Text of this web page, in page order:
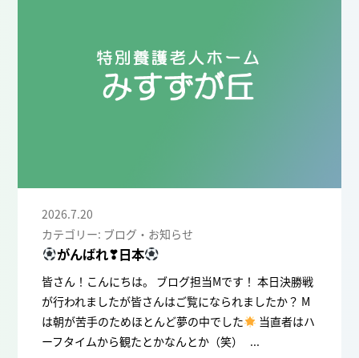
がんばれ❣日本
皆さん！こんにちは。 ブログ担当Mです！ 本日決勝戦
が行われましたが皆さんはご覧になられましたか？ M
は朝が苦手のためほとんど夢の中でした
当直者はハ
ーフタイムから観たとかなんとか（笑） ...
2026.7.20
カテゴリー: ブログ・お知らせ